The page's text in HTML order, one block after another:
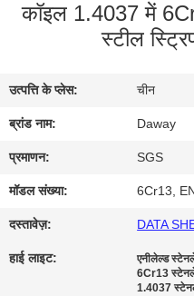
गुणवत्ता
नियंत्रण
संपर्क
करें
कॉइल 1.4037 में
स्टील
उत्पत्ति के प्लेस: चीन
ब्रांड नाम: Daway
प्रमाणन: SGS
मॉडल संख्या: 6Cr13,
दस्तावेज़: DATA
हाई लाइट: एनीलेल्ड
6Cr13
1.4037